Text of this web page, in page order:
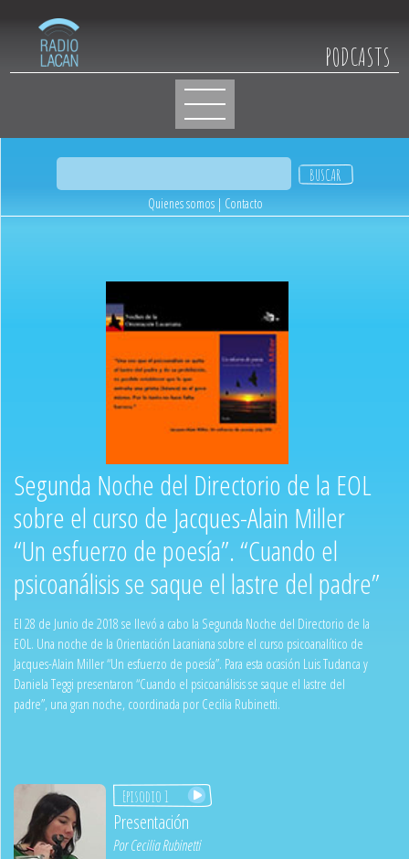
PODCASTS
Quienes somos| Contacto
Segunda Noche del Directorio de la EOL
sobre el curso de Jacques-Alain Miller
“Un esfuerzo de poesía”. “Cuando el
psicoanálisis se saque el lastre del padre”
El 28 de Junio de 2018 se llevó a cabo la Segunda Noche del Directorio de la
EOL. Una noche de la Orientación Lacaniana sobre el curso psicoanalítico de
Jacques-Alain Miller “Un esfuerzo de poesía”. Para esta ocasión Luis Tudanca y
Daniela Teggi presentaron “Cuando el psicoanálisis se saque el lastre del
padre”, una gran noche, coordinada por Cecilia Rubinetti.
Episodio 1
Presentación
PorCecilia Rubinetti